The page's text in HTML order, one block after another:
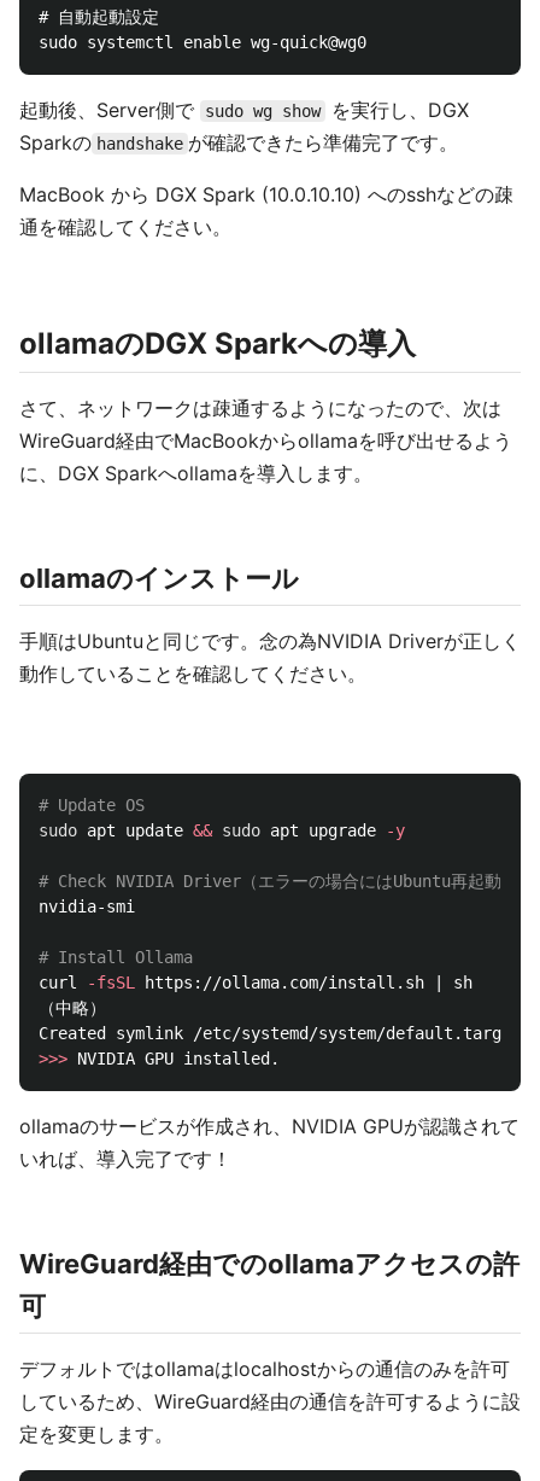
# 自動起動設定
起動後、Server側で sudo wg show
を実行し、DGX
Sparkの handshake が確認できたら準備完了です。
MacBook から DGX Spark (10.0.10.10) へのsshなどの疎
通を確認してください。
ollamaのDGX Sparkへの導入
さて、ネットワークは疎通するようになったので、次は
WireGuard経由でMacBookからollamaを呼び出せるよう
に、DGX Sparkへollamaを導入します。
ollamaのインストール
手順はUbuntuと同じです。念の為NVIDIA Driverが正しく
動作していることを確認してください。
# Update OS
sudo apt update && sudo apt upgrade -y
# Check NVIDIA Driver（エラーの場合にはUbuntu再起動）
nvidia-smi
# Install Ollama
curl
-fsSL https://ollama.com/install.sh | sh
（中略）
>>>
ollamaのサービスが作成され、NVIDIA GPUが認識されて
いれば、導入完了です！
WireGuard経由でのollamaアクセスの許
可
デフォルトではollamaはlocalhostからの通信のみを許可
しているため、WireGuard経由の通信を許可するように設
定を変更します。